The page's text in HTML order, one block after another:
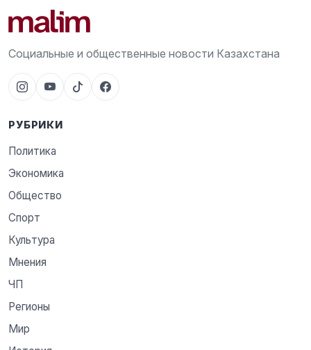
Социальные и общественные новости Казахстана
РУБРИКИ
Политика
Экономика
Общество
Спорт
Культура
Мнения
ЧП
Регионы
Мир